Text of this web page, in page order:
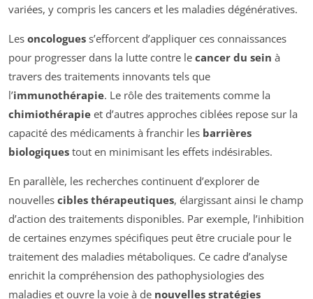
variées, y compris les cancers et les maladies dégénératives.
Les oncologues s’efforcent d’appliquer ces connaissances
pour progresser dans la lutte contre le cancer du sein à
travers des traitements innovants tels que
l’immunothérapie. Le rôle des traitements comme la
chimiothérapie et d’autres approches ciblées repose sur la
capacité des médicaments à franchir les barrières
biologiques tout en minimisant les effets indésirables.
En parallèle, les recherches continuent d’explorer de
nouvelles cibles thérapeutiques, élargissant ainsi le champ
d’action des traitements disponibles. Par exemple, l’inhibition
de certaines enzymes spécifiques peut être cruciale pour le
traitement des maladies métaboliques. Ce cadre d’analyse
enrichit la compréhension des pathophysiologies des
maladies et ouvre la voie à de nouvelles stratégies